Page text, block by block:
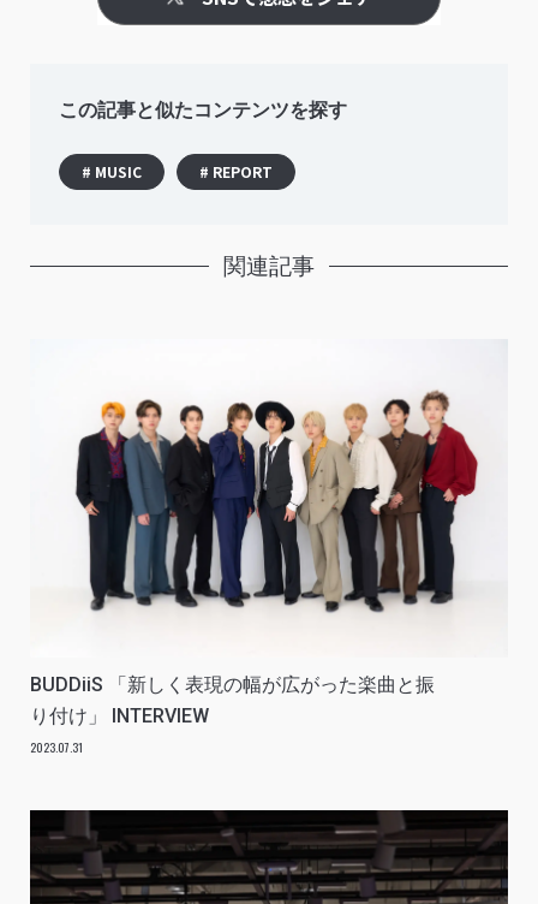
この記事と似たコンテンツを探す
# MUSIC # REPORT
関連記事
BUDDiiS 「新しく表現の幅が広がった楽曲と振
り付け」 INTERVIEW
2023.07.31